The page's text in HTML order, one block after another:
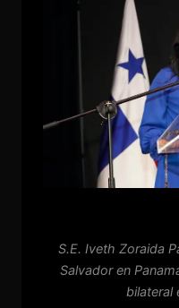
S.E. Iveth Zoraida
Salvador en
bilateral